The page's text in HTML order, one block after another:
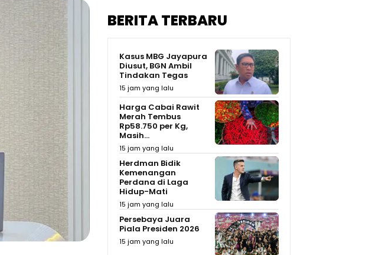
BERITA TERBARU
Kasus MBG Jayapura
Diusut, BGN Ambil
Tindakan Tegas
15 jam yang lalu
Harga Cabai Rawit
Merah Tembus
Rp58.750 per Kg,
Masih...
15 jam yang lalu
Herdman Bidik
Kemenangan
Perdana di Laga
Hidup-Mati
15 jam yang lalu
Persebaya Juara
Piala Presiden 2026
15 jam yang lalu